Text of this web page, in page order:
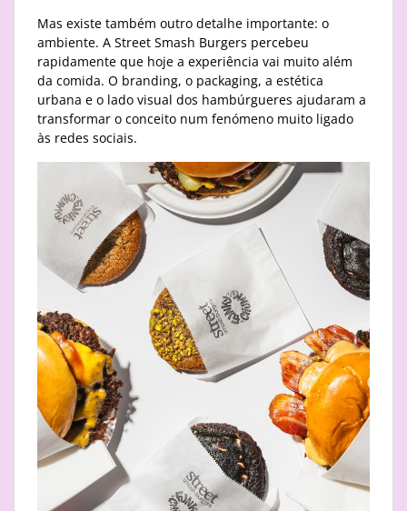
Mas existe também outro detalhe importante: o
ambiente. A Street Smash Burgers percebeu
rapidamente que hoje a experiência vai muito além
da comida. O branding, o packaging, a estética
urbana e o lado visual dos hambúrgueres ajudaram a
transformar o conceito num fenómeno muito ligado
às redes sociais.